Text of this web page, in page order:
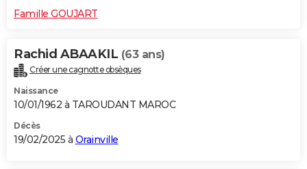
FORUM
Bricolage
Lifestyle
Culture
Television
Voyage
Famille GOUJART
Rachid ABAAKIL (63 ans)
Créer une cagnotte obsèques
Naissance
10/01/1962 à TAROUDANT MAROC
Décès
19/02/2025 à Orainville